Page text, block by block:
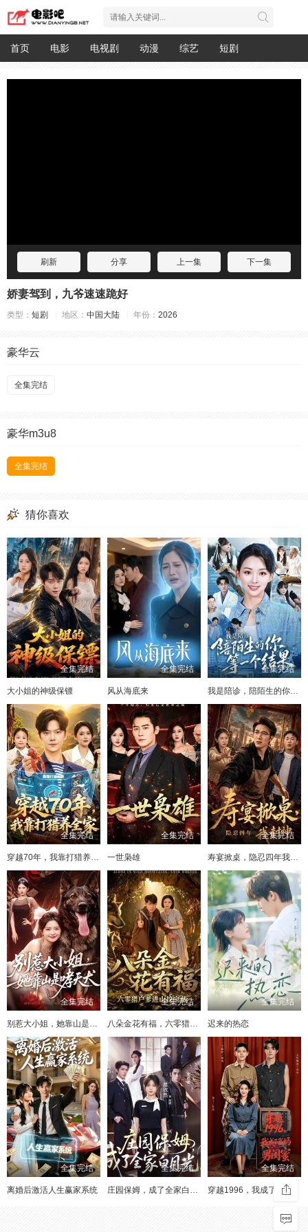
首页 电影 电视剧 动漫 综艺 短剧
刷新 分享 上一集 下一集
娇妻驾到，九爷速速跪好
类型： 短剧 地区： 中国大陆 年份： 2026
豪华云
全集完结
豪华m3u8
全集完结
猜你喜欢
全集完结
大小姐的神级保镖
全集完结
风从海底来
全集完结
我是陪诊，陪陌生的你等一个结果
全集完结 全集完结
一世枭雄
全集完结
寿宴掀桌，隐忍四年我封神
全集完结 全集完结
八朵金花有福，六零猎户爹进山挖宝藏
全集完结
迟来的热恋
全集完结
离婚后激活人生赢家系统
全集完结 全集完结
穿越1996，我成了我妈男闺蜜